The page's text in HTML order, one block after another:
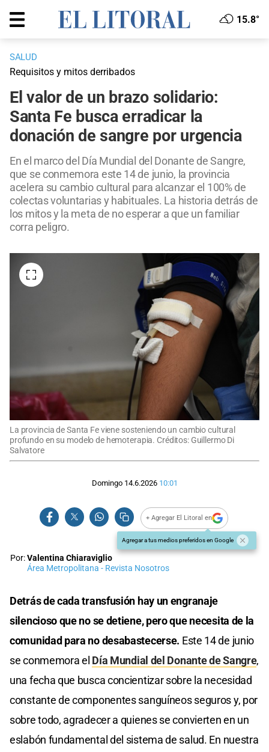
15.8°
SALUD
Requisitos y mitos derribados
El valor de un brazo solidario:
Santa Fe busca erradicar la
donación de sangre por urgencia
En el marco del Día Mundial del Donante de Sangre,
que se conmemora este 14 de junio, la provincia
acelera su cambio cultural para alcanzar el 100% de
colectas voluntarias y habituales. La historia detrás de
los mitos y la meta de no esperar a que un familiar
corra peligro.
La provincia de Santa Fe viene sosteniendo un cambio cultural
profundo en su modelo de hemoterapia. Créditos: Guillermo Di
Salvatore
Domingo 14.6.2026 10:01
+ Agregar El Litoral en
Agregar a tus medios preferidos en Google
Por:Valentina Chiaraviglio
Área Metropolitana - Revista Nosotros
Detrás de cada transfusión hay un engranaje
silencioso que no se detiene, pero que necesita de la
comunidad para no desabastecerse. Este 14 de junio
se conmemora el Día Mundial del Donante de Sangre,
una fecha que busca concientizar sobre la necesidad
constante de componentes sanguíneos seguros y, por
sobre todo, agradecer a quienes se convierten en un
eslabón fundamental del sistema de salud. En nuestra